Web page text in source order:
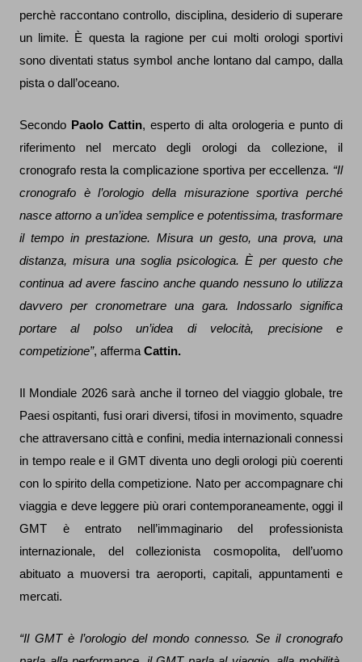
perchè raccontano controllo, disciplina, desiderio di superare
un limite. È questa la ragione per cui molti orologi sportivi
sono diventati status symbol anche lontano dal campo, dalla
pista o dall’oceano.
Secondo Paolo Cattin, esperto di alta orologeria e punto di
riferimento nel mercato degli orologi da collezione, il
cronografo resta la complicazione sportiva per eccellenza. “Il
cronografo è l’orologio della misurazione sportiva perché
nasce attorno a un’idea semplice e potentissima, trasformare
il tempo in prestazione. Misura un gesto, una prova, una
distanza, misura una soglia psicologica. È per questo che
continua ad avere fascino anche quando nessuno lo utilizza
davvero per cronometrare una gara. Indossarlo significa
portare al polso un’idea di velocità, precisione e
competizione”, afferma Cattin.
Il Mondiale 2026 sarà anche il torneo del viaggio globale, tre
Paesi ospitanti, fusi orari diversi, tifosi in movimento, squadre
che attraversano città e confini, media internazionali connessi
in tempo reale e il GMT diventa uno degli orologi più coerenti
con lo spirito della competizione. Nato per accompagnare chi
viaggia e deve leggere più orari contemporaneamente, oggi il
GMT è entrato nell’immaginario del professionista
internazionale, del collezionista cosmopolita, dell’uomo
abituato a muoversi tra aeroporti, capitali, appuntamenti e
mercati.
“Il GMT è l’orologio del mondo connesso. Se il cronografo